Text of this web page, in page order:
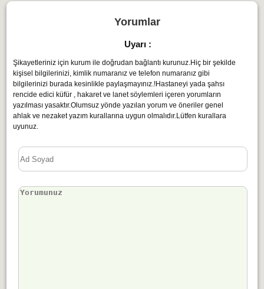
Yorumlar
Uyarı :
Şikayetleriniz için kurum ile doğrudan bağlantı kurunuz.Hiç bir şekilde
kişisel bilgilerinizi, kimlik numaranız ve telefon numaranız gibi
bilgilerinizi burada kesinlikle paylaşmayınız.!Hastaneyi yada şahsı
rencide edici küfür , hakaret ve lanet söylemleri içeren yorumların
yazılması yasaktır.Olumsuz yönde yazılan yorum ve öneriler genel
ahlak ve nezaket yazım kurallarına uygun olmalıdır.Lütfen kurallara
uyunuz.